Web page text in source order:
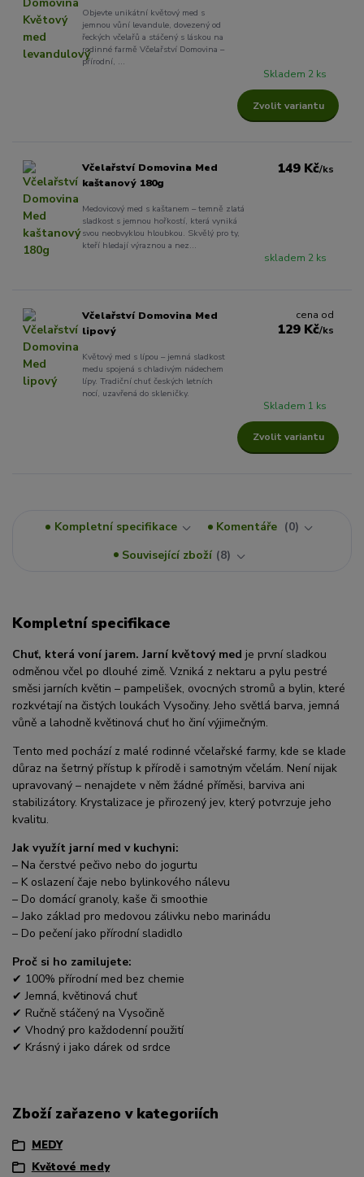
Objevte unikátní květový med s
jemnou vůní levandule, dovezený od
řeckých včelařů a stáčený s láskou na
rodinné farmě Včelařství Domovina –
přírodní, ...
Skladem 2 ks
Zvolit variantu
Včelařství Domovina Med
kaštanový 180g
Medovicový med s kaštanem – temně zlatá
sladkost s jemnou hořkostí, která vyniká
svou neobvyklou hloubkou. Skvělý pro ty,
kteří hledají výraznou a nez...
149 Kč/ks
skladem 2 ks
Včelařství Domovina Med
lipový
Květový med s lípou – jemná sladkost
medu spojená s chladivým nádechem
lípy. Tradiční chuť českých letních
nocí, uzavřená do skleničky.
cena od
129 Kč/ks
Skladem 1 ks
Zvolit variantu
Kompletní specifikace Komentáře
0
Související zboží 8
Kompletní specifikace
Chuť, která voní jarem. Jarní květový med je první sladkou
odměnou včel po dlouhé zimě. Vzniká z nektaru a pylu pestré
směsi jarních květin – pampelišek, ovocných stromů a bylin, které
rozkvétají na čistých loukách Vysočiny. Jeho světlá barva, jemná
vůně a lahodně květinová chuť ho činí výjimečným.
Tento med pochází z malé rodinné včelařské farmy, kde se klade
důraz na šetrný přístup k přírodě i samotným včelám. Není nijak
upravovaný – nenajdete v něm žádné příměsi, barviva ani
stabilizátory. Krystalizace je přirozený jev, který potvrzuje jeho
kvalitu.
Jak využít jarní med v kuchyni:
– Na čerstvé pečivo nebo do jogurtu
– K oslazení čaje nebo bylinkového nálevu
– Do domácí granoly, kaše či smoothie
– Jako základ pro medovou zálivku nebo marinádu
– Do pečení jako přírodní sladidlo
Proč si ho zamilujete:
✔ 100% přírodní med bez chemie
✔ Jemná, květinová chuť
✔ Ručně stáčený na Vysočině
✔ Vhodný pro každodenní použití
✔ Krásný i jako dárek od srdce
Zboží zařazeno v kategoriích
MEDY
Květové medy